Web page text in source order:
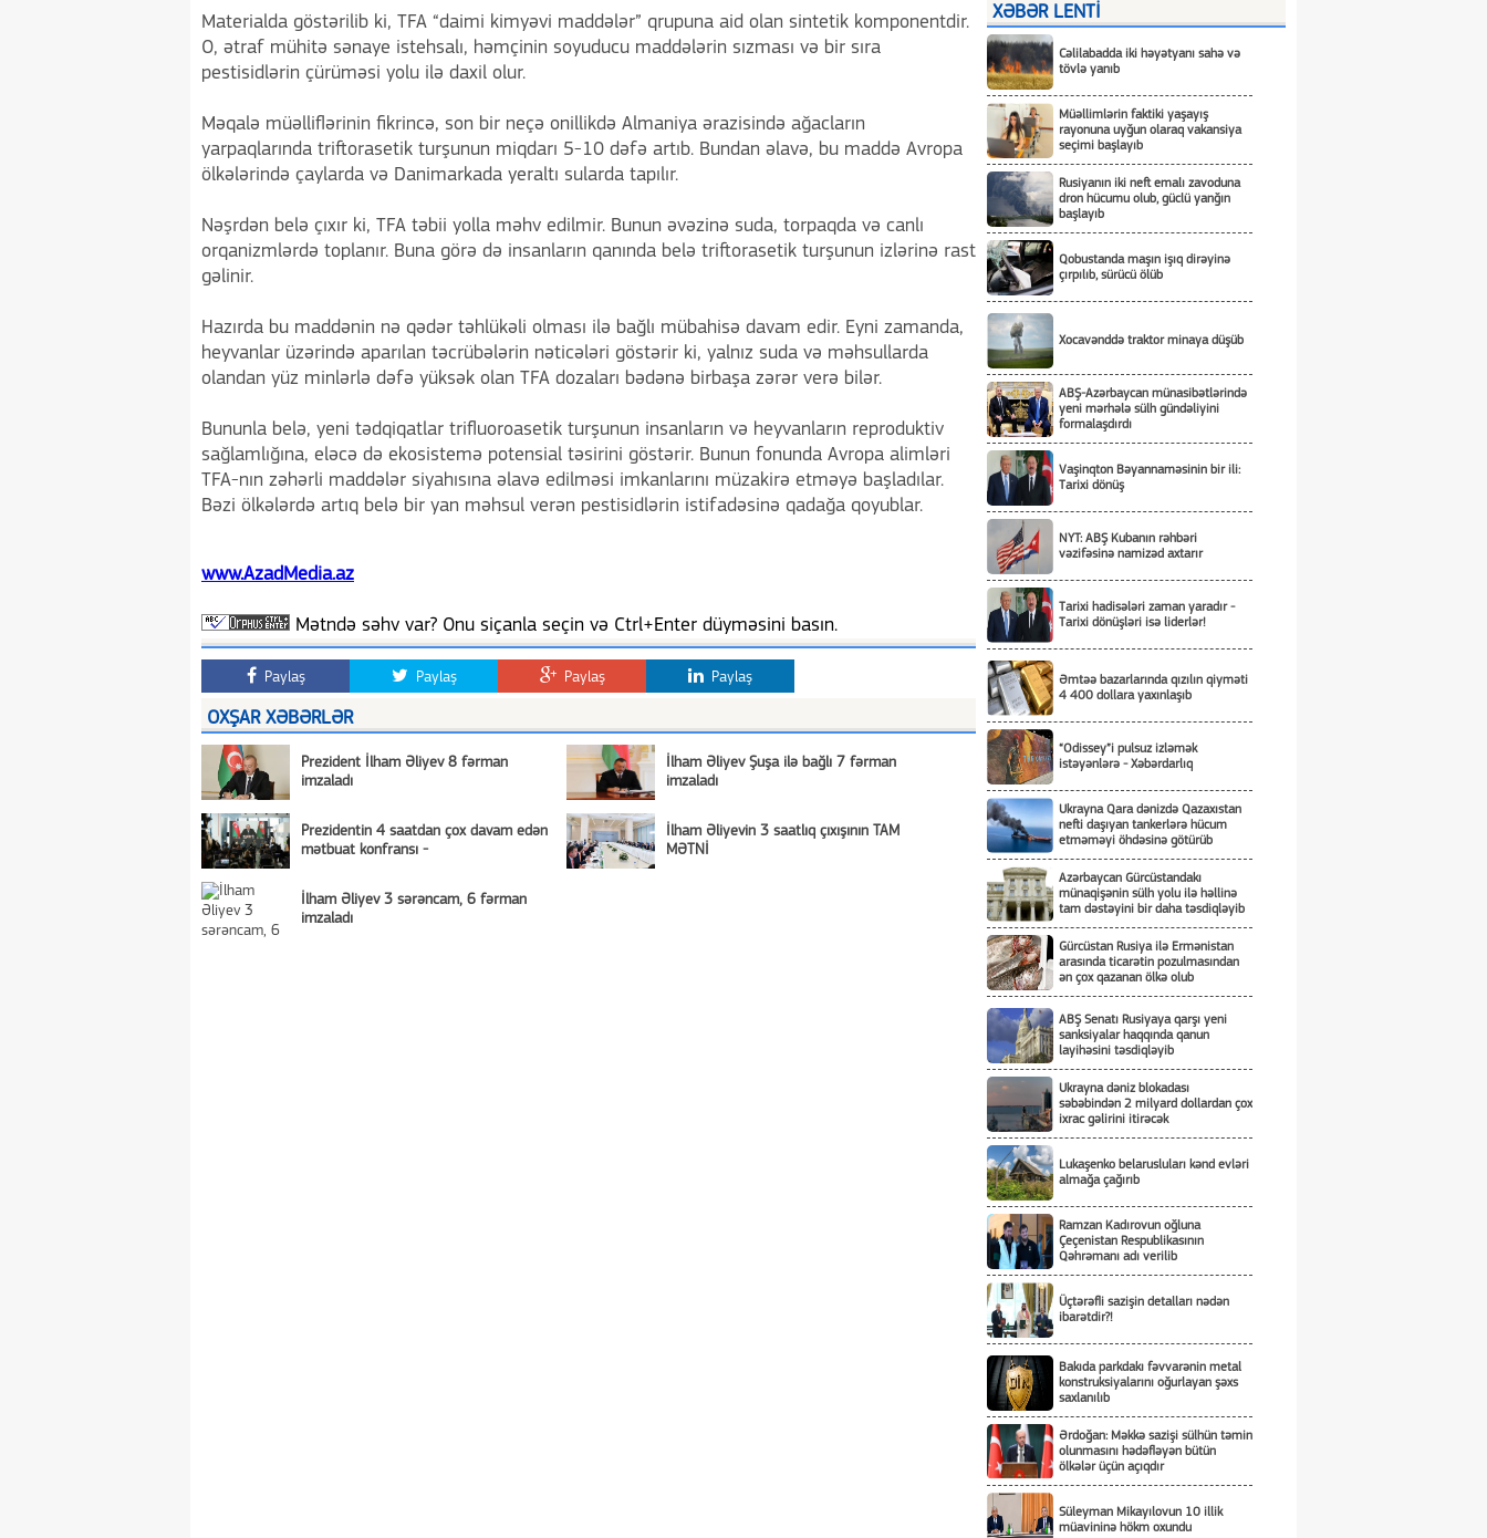
Materialda göstərilib ki, TFA “daimi kimyəvi maddələr” qrupuna aid olan sintetik komponentdir.
O, ətraf mühitə sənaye istehsalı, həmçinin soyuducu maddələrin sızması və bir sıra
pestisidlərin çürüməsi yolu ilə daxil olur.
Məqalə müəlliflərinin fikrincə, son bir neçə onillikdə Almaniya ərazisində ağacların
yarpaqlarında triftorasetik turşunun miqdarı 5-10 dəfə artıb. Bundan əlavə, bu maddə Avropa
ölkələrində çaylarda və Danimarkada yeraltı sularda tapılır.
Nəşrdən belə çıxır ki, TFA təbii yolla məhv edilmir. Bunun əvəzinə suda, torpaqda və canlı
orqanizmlərdə toplanır. Buna görə də insanların qanında belə triftorasetik turşunun izlərinə rast
gəlinir.
Hazırda bu maddənin nə qədər təhlükəli olması ilə bağlı mübahisə davam edir. Eyni zamanda,
heyvanlar üzərində aparılan təcrübələrin nəticələri göstərir ki, yalnız suda və məhsullarda
olandan yüz minlərlə dəfə yüksək olan TFA dozaları bədənə birbaşa zərər verə bilər.
Bununla belə, yeni tədqiqatlar trifluoroasetik turşunun insanların və heyvanların reproduktiv
sağlamlığına, eləcə də ekosistemə potensial təsirini göstərir. Bunun fonunda Avropa alimləri
TFA-nın zəhərli maddələr siyahısına əlavə edilməsi imkanlarını müzakirə etməyə başladılar.
Bəzi ölkələrdə artıq belə bir yan məhsul verən pestisidlərin istifadəsinə qadağa qoyublar.
www.AzadMedia.az
Mətndə səhv var? Onu siçanla seçin və Ctrl+Enter düyməsini basın.
Paylaş Paylaş Paylaş Paylaş
OXŞAR XƏBƏRLƏR
Prezident İlham Əliyev 8 fərman
imzaladı
İlham Əliyev Şuşa ilə bağlı 7 fərman
imzaladı
Prezidentin 4 saatdan çox davam edən
mətbuat konfransı -
İlham Əliyevin 3 saatlıq çıxışının TAM
MƏTNİ
İlham Əliyev 3 sərəncam, 6 fərman
imzaladı
XƏBƏR LENTİ
Cəlilabadda iki həyətyanı sahə və
tövlə yanıb
Müəllimlərin faktiki yaşayış
rayonuna uyğun olaraq vakansiya
seçimi başlayıb
Rusiyanın iki neft emalı zavoduna
dron hücumu olub, güclü yanğın
başlayıb
Qobustanda maşın işıq dirəyinə
çırpılıb, sürücü ölüb
Xocavənddə traktor minaya düşüb
ABŞ-Azərbaycan münasibətlərində
yeni mərhələ sülh gündəliyini
formalaşdırdı
Vaşinqton Bəyannaməsinin bir ili:
Tarixi dönüş
NYT: ABŞ Kubanın rəhbəri
vəzifəsinə namizəd axtarır
Tarixi hadisələri zaman yaradır -
Tarixi dönüşləri isə liderlər!
Əmtəə bazarlarında qızılın qiyməti
4 400 dollara yaxınlaşıb
“Odissey”i pulsuz izləmək
istəyənlərə - Xəbərdarlıq
Ukrayna Qara dənizdə Qazaxıstan
nefti daşıyan tankerlərə hücum
etməməyi öhdəsinə götürüb
Azərbaycan Gürcüstandakı
münaqişənin sülh yolu ilə həllinə
tam dəstəyini bir daha təsdiqləyib
Gürcüstan Rusiya ilə Ermənistan
arasında ticarətin pozulmasından
ən çox qazanan ölkə olub
ABŞ Senatı Rusiyaya qarşı yeni
sanksiyalar haqqında qanun
layihəsini təsdiqləyib
Ukrayna dəniz blokadası
səbəbindən 2 milyard dollardan çox
ixrac gəlirini itirəcək
Lukaşenko belarusluları kənd evləri
almağa çağırıb
Ramzan Kadırovun oğluna
Çeçenistan Respublikasının
Qəhrəmanı adı verilib
Üçtərəfli sazişin detalları nədən
ibarətdir?!
Bakıda parkdakı fəvvarənin metal
konstruksiyalarını oğurlayan şəxs
saxlanılıb
Ərdoğan: Məkkə sazişi sülhün təmin
olunmasını hədəfləyən bütün
ölkələr üçün açıqdır
Süleyman Mikayılovun 10 illik
müavininə hökm oxundu